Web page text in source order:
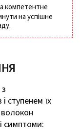
компетентне
на успішне
ступенем їх
симптоми: